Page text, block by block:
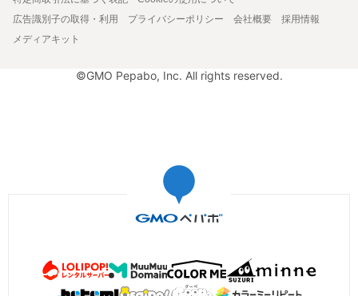
広告識別子の取得・利用
プライバシーポリシー 会社概要
採用情報
メディアキット
©GMO Pepabo, Inc. All rights reserved.